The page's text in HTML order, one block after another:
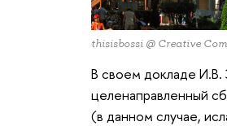
thisisbossi @ Creative
В своем докладе И.В.
целенаправленный
(в данном случае,